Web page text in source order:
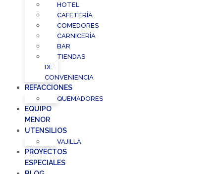
HOTEL
CAFETERÍA
COMEDORES
CARNICERÍA
BAR
TIENDAS
DE
CONVENIENCIA
REFACCIONES
QUEMADORES
EQUIPO
MENOR
UTENSILIOS
VAJILLA
PROYECTOS
ESPECIALES